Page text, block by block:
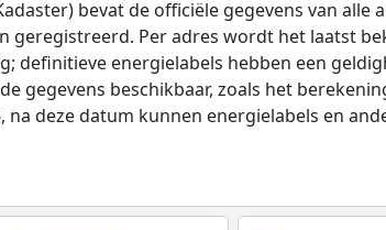
bevat de officiële gegevens van
geregistreerd. Per adres wordt het laatst
definitieve energielabels hebben een
gegevens beschikbaar, zoals het
deze datum kunnen energielabels en